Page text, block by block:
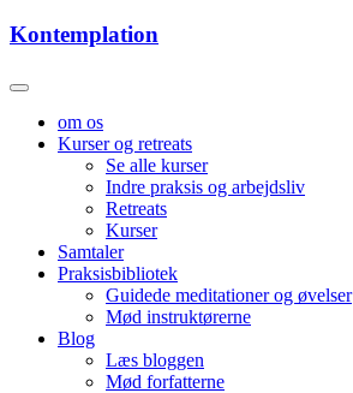
Kontemplation
om os
Kurser og retreats
Se alle kurser
Indre praksis og arbejdsliv
Retreats
Kurser
Samtaler
Praksisbibliotek
Guidede meditationer og øvelser
Mød instruktørerne
Blog
Læs bloggen
Mød forfatterne